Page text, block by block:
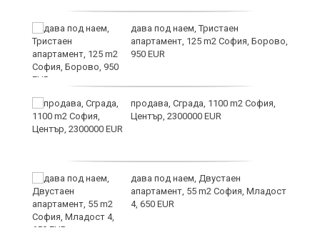
дава под наем, Тристаен
апартамент, 125 m2 София, Борово,
950 EUR
продава, Сграда, 1100 m2 София,
Център, 2300000 EUR
дава под наем, Двустаен
апартамент, 55 m2 София, Младост
4, 650 EUR